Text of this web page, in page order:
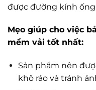
được đường kính
Mẹo giúp cho việc
mềm vải tốt nhất:
Sản phẩm nên
khô ráo và tránh